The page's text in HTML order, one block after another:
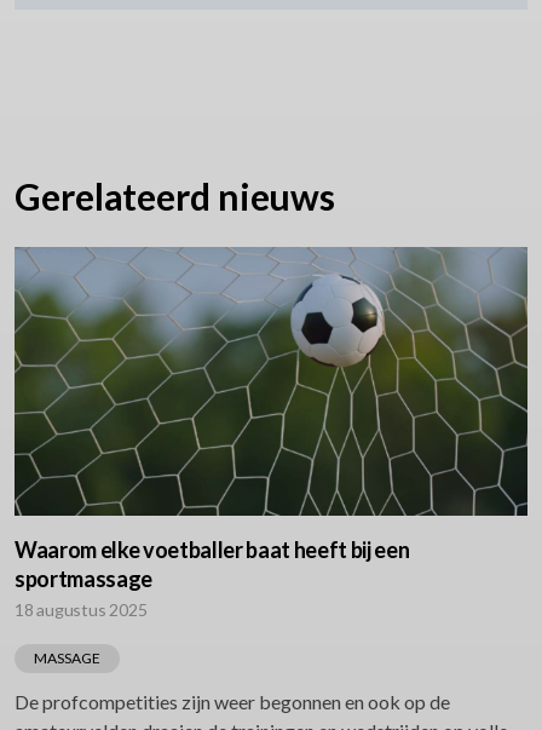
Gerelateerd nieuws
Waarom elke voetballer baat heeft bij een
sportmassage
18 augustus 2025
MASSAGE
De profcompetities zijn weer begonnen en ook op de